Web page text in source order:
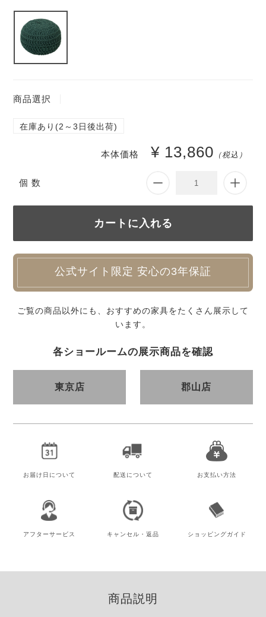
商品選択
在庫あり(2～3日後出荷)
個 数
本体価格 ¥ 13,860 （税込）
公式サイト限定 安心の3年保証
ご覧の商品以外にも、おすすめの家具をたくさん展示して
います。
各ショールームの展示商品を確認
東京店 郡山店
お届け日 について 配送について お支払い方法
アフターサービス キャンセル・ 返品 ショッピングガイド
商品説明